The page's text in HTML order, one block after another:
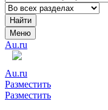
Найти
Меню
Au.ru
Au.ru
Разместить
Разместить